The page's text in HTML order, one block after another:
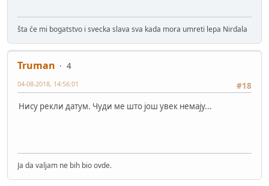
šta će mi bogatstvo i svecka slava sva kada mora umreti lepa Nirdala
Truman
4
#18
04-08-2018, 14:56:01
Нису рекли датум. Чуди ме што још увек немају...
Ja da valjam ne bih bio ovde.